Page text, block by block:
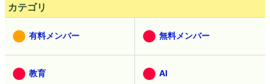
カテゴリ
有料メンバー 無料メンバー
教育 AI